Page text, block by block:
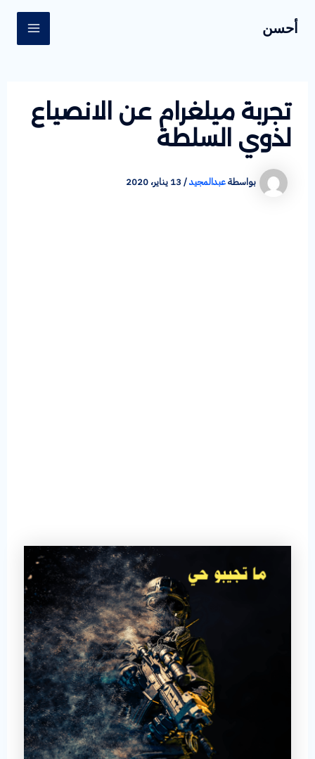
أحسن
تجربة ميلغرام عن الانصياع
لذوي السلطة
بواسطةعبدالمجيد/ 13 يناير، 2020
navigation